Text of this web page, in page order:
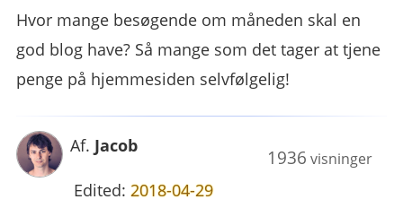
Hvor mange besøgende om måneden skal en
god blog have? Så mange som det tager at tjene
penge på hjemmesiden selvfølgelig!
1936 visninger
Af. Jacob
Edited:2018-04-29